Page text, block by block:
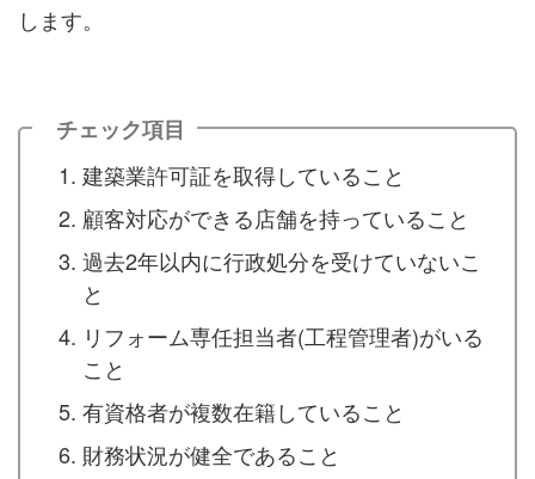
します。
チェック項目
建築業許可証を取得していること
顧客対応ができる店舗を持っていること
過去2年以内に行政処分を受けていないこ
と
リフォーム専任担当者(工程管理者)がいる
こと
有資格者が複数在籍していること
財務状況が健全であること